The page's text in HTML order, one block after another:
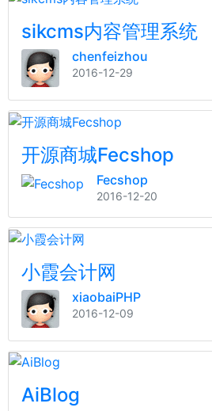
sikcms内容管理系统
chenfeizhou
2016-12-29
开源商城Fecshop
Fecshop
2016-12-20
小霞会计网
xiaobaiPHP
2016-12-09
AiBlog